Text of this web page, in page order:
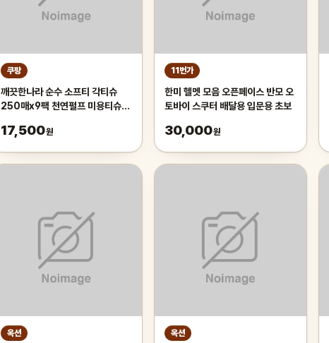
쿠팡
깨끗한나라 순수 소프티 각티슈
250매x9팩 천연펄프 미용티슈,
17,500원
11번가
한미 헬멧 모음 오픈페이스 반모 오
토바이 스쿠터 배달용 입문용 초보
30,000원
옥션 옥션